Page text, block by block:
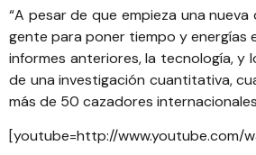
“A pesar de que empieza una
gente para poner tiempo y energías
informes anteriores, la tecnología, y
de una investigación cuantitativa,
más de 50 cazadores
[youtube=http://www.youtube.com/